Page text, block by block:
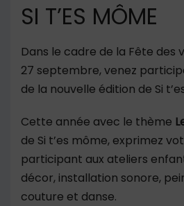
SI T’ES MÔME
Dans le cadre de la Fête des
27 septembre, venez
de la nouvelle édition de Si
Cette année avec le thème
de Si t’es môme, exprimez
participant aux ateliers
décor, installation sonore,
couture et danse.